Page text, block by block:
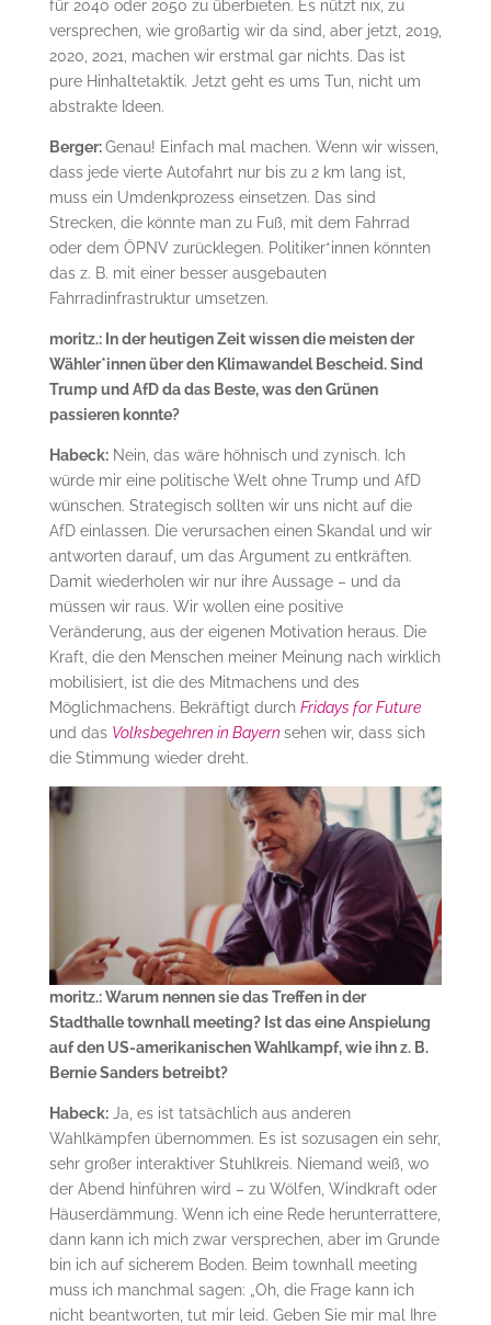
für 2040 oder 2050 zu überbieten. Es nützt nix, zu
versprechen, wie großartig wir da sind, aber jetzt, 2019,
2020, 2021, machen wir erstmal gar nichts. Das ist
pure Hinhaltetaktik. Jetzt geht es ums Tun, nicht um
abstrakte Ideen.
Berger:Genau! Einfach mal machen. Wenn wir wissen,
dass jede vierte Autofahrt nur bis zu 2 km lang ist,
muss ein Umdenkprozess einsetzen. Das sind
Strecken, die könnte man zu Fuß, mit dem Fahrrad
oder dem ÖPNV zurücklegen. Politiker*innen könnten
das z. B. mit einer besser ausgebauten
Fahrradinfrastruktur umsetzen.
moritz.: In der heutigen Zeit wissen die meisten der
Wähler*innen über den Klimawandel Bescheid. Sind
Trump und AfD da das Beste, was den Grünen
passieren konnte?
Habeck:Nein, das wäre höhnisch und zynisch. Ich
würde mir eine politische Welt ohne Trump und AfD
wünschen. Strategisch sollten wir uns nicht auf die
AfD einlassen. Die verursachen einen Skandal und wir
antworten darauf, um das Argument zu entkräften.
Damit wiederholen wir nur ihre Aussage – und da
müssen wir raus. Wir wollen eine positive
Veränderung, aus der eigenen Motivation heraus. Die
Kraft, die den Menschen meiner Meinung nach wirklich
mobilisiert, ist die des Mitmachens und des
Möglichmachens. Bekräftigt durch Fridays for Future
und das Volksbegehren in Bayern sehen wir, dass sich
die Stimmung wieder dreht.
moritz.: Warum nennen sie das Treffen in der
Stadthalle townhall meeting? Ist das eine Anspielung
auf den US-amerikanischen Wahlkampf, wie ihn z. B.
Bernie Sanders betreibt?
Habeck:Ja, es ist tatsächlich aus anderen
Wahlkämpfen übernommen. Es ist sozusagen ein sehr,
sehr großer interaktiver Stuhlkreis. Niemand weiß, wo
der Abend hinführen wird – zu Wölfen, Windkraft oder
Häuserdämmung. Wenn ich eine Rede herunterrattere,
dann kann ich mich zwar versprechen, aber im Grunde
bin ich auf sicherem Boden. Beim townhall meeting
muss ich manchmal sagen: „Oh, die Frage kann ich
nicht beantworten, tut mir leid. Geben Sie mir mal Ihre